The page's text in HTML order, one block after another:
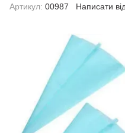
Артикул: 00987 Написати